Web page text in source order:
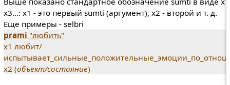
х3...: х1 - это первый sumti (аргумент), х2 - второй и т. д.
Еще примеры - selbri
prami "любить"
х1 любит/
х2 (объект/состояние)